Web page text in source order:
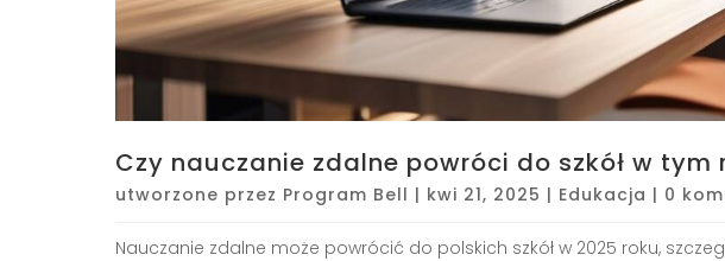
Czy nauczanie zdalne powróci do szkół w tym
utworzone przez Program Bell | kwi 21, 2025 | Edukacja | 0
Nauczanie zdalne może powrócić do polskich szkół w 2025 roku,